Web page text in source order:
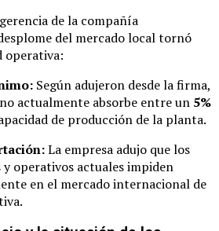
de la compañía
del mercado local tornó
operativa:
Según adujeron desde la firma,
actualmente absorbe entre un 5%
de producción de la planta.
La empresa adujo que los
operativos actuales impiden
en el mercado internacional de